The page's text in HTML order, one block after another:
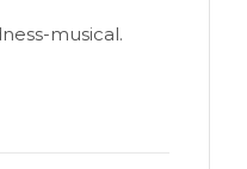
musical.